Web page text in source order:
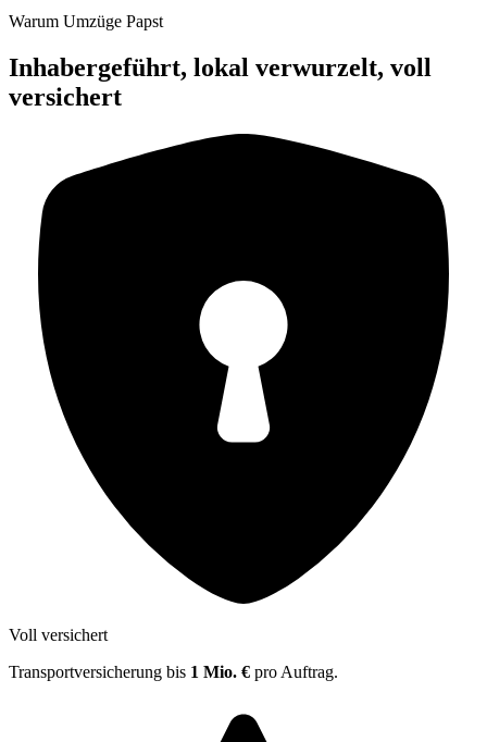
Warum Umzüge Papst
Inhabergeführt, lokal verwurzelt, voll
versichert
Voll versichert
Transportversicherung bis 1 Mio. € pro Auftrag.